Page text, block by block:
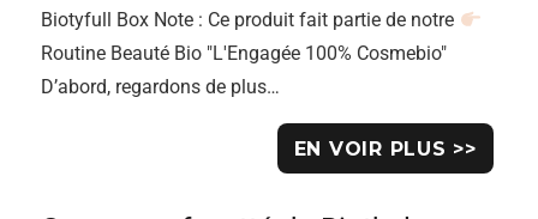
Biotyfull Box Note : Ce produit fait partie de notre
Routine Beauté Bio "L'Engagée 100% Cosmebio"
D’abord, regardons de plus…
EN VOIR PLUS >>